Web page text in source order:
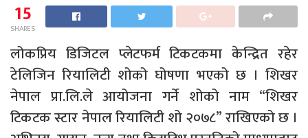
15
SHARES
लोकप्रिय डिजिटल प्लेटफर्म टिकटकमा केन्द्रित रहेर
टेलिजिन रियालिटी शोको घोषणा भएको छ । शिखर
नेपाल प्रा.लि.ले आयोजना गर्ने शोको नाम “शिखर
टिकटक स्टार नेपाल रियालिटी शो २०७८” राखिएको छ ।